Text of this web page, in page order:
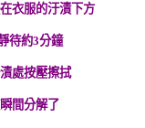
衣服的汙漬下方
待約3分鐘
處按壓擦拭
間分解了